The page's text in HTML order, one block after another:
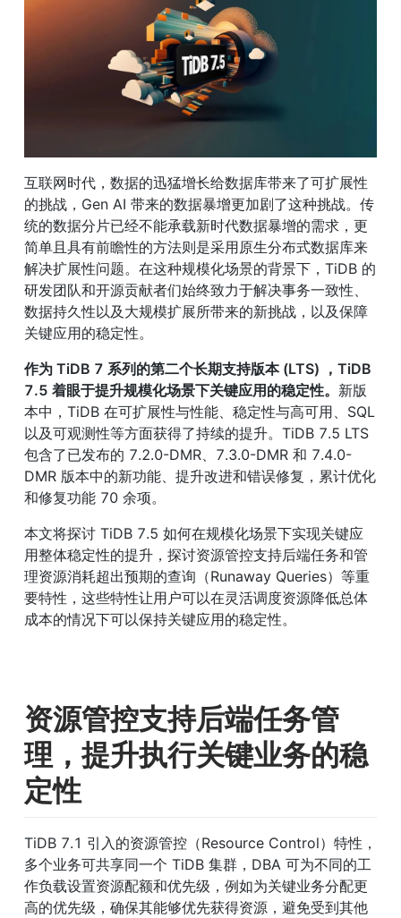
互联网时代，数据的迅猛增长给数据库带来了可扩展性
的挑战，Gen AI 带来的数据暴增更加剧了这种挑战。传
统的数据分片已经不能承载新时代数据暴增的需求，更
简单且具有前瞻性的方法则是采用原生分布式数据库来
解决扩展性问题。在这种规模化场景的背景下，TiDB 的
研发团队和开源贡献者们始终致力于解决事务一致性、
数据持久性以及大规模扩展所带来的新挑战，以及保障
关键应用的稳定性。
作为 TiDB 7 系列的第二个长期支持版本 (LTS) ，TiDB
7.5 着眼于提升规模化场景下关键应用的稳定性。 新版
本中，TiDB 在可扩展性与性能、稳定性与高可用、SQL
以及可观测性等方面获得了持续的提升。TiDB 7.5 LTS
包含了已发布的 7.2.0-DMR、7.3.0-DMR 和 7.4.0-
DMR 版本中的新功能、提升改进和错误修复，累计优化
和修复功能 70 余项。
本文将探讨 TiDB 7.5 如何在规模化场景下实现关键应
用整体稳定性的提升，探讨资源管控支持后端任务和管
理资源消耗超出预期的查询（Runaway Queries）等重
要特性，这些特性让用户可以在灵活调度资源降低总体
成本的情况下可以保持关键应用的稳定性。
资源管控支持后端任务管
理，提升执行关键业务的稳
定性
TiDB 7.1 引入的资源管控（Resource Control）特性，
多个业务可共享同一个 TiDB 集群，DBA 可为不同的工
作负载设置资源配额和优先级，例如为关键业务分配更
高的优先级，确保其能够优先获得资源，避免受到其他